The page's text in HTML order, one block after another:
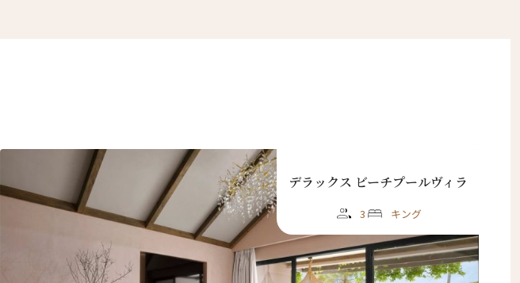
デラックス ビーチプールヴィラ
3 キング